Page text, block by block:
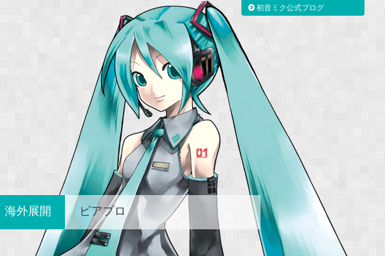
海外展開 ピアプロ
初音ミク公式ブログ